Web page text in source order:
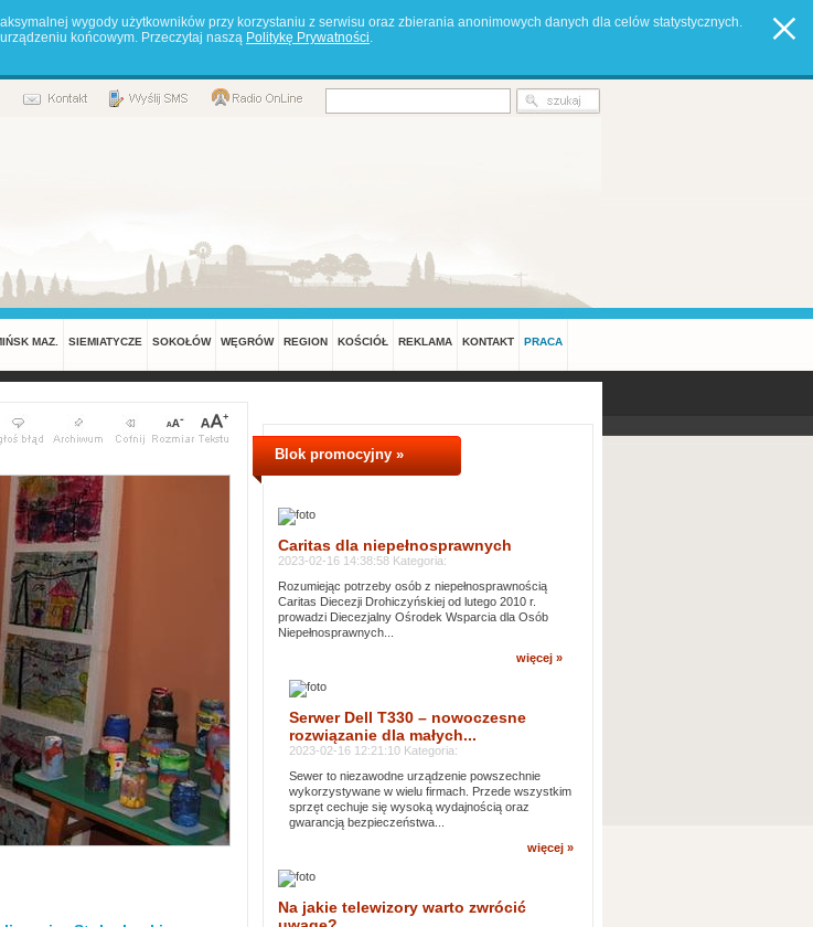
wygody użytkowników przy korzystaniu z serwisu oraz zbierania anonimowych danych dla celów statystycznych.
końcowym. Przeczytaj naszą Politykę Prywatności.
MAZ. SIEMIATYCZE SOKOŁÓW WĘGRÓW REGION KOŚCIÓŁ REKLAMA KONTAKT PRACA
Blok promocyjny »
Caritas dla niepełnosprawnych
2023-02-16 14:38:58 Kategoria:
Rozumiejąc potrzeby osób z niepełnosprawnością
Caritas Diecezji Drohiczyńskiej od lutego 2010 r.
prowadzi Diecezjalny Ośrodek Wsparcia dla Osób
Niepełnosprawnych...
więcej »
Serwer Dell T330 – nowoczesne
rozwiązanie dla małych...
2023-02-16 12:21:10 Kategoria:
Sewer to niezawodne urządzenie powszechnie
wykorzystywane w wielu firmach. Przede wszystkim
sprzęt cechuje się wysoką wydajnością oraz
gwarancją bezpieczeństwa...
więcej »
Na jakie telewizory warto zwrócić